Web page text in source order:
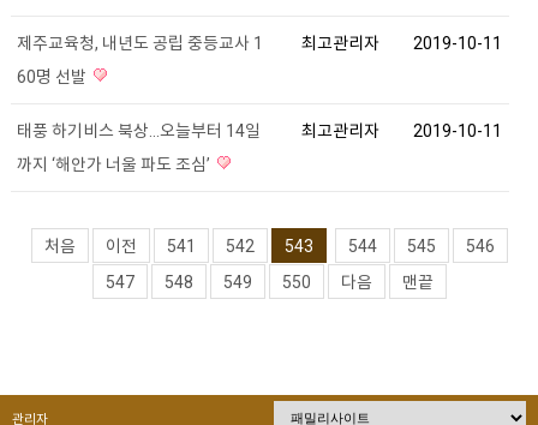
제주교육청, 내년도 공립 중등교사 1
60명 선발
최고관리자 2019-10-11
태풍 하기비스 북상...오늘부터 14일
까지 ‘해안가 너울 파도 조심’
최고관리자 2019-10-11
처음 이전 541 542 543 544 545
546
547
548 549 550 다음 맨끝
관리자